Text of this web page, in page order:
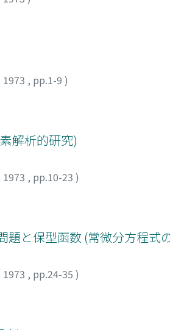
1973 , pp.1-9 )
解析的研究)
1973 , pp.10-23 )
と保型函数 (常微分方程式
1973 , pp.24-35 )